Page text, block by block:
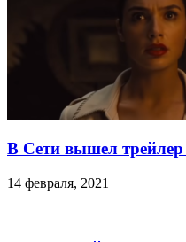
В Сети вышел трейлер
14 февраля, 2021